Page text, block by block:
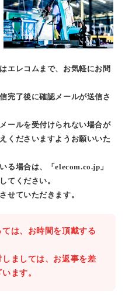
エレコムまで、お気軽にお問
完了後に確認メールが送信さ
ールを受付けられない場合が
くださいますようお願いいた
る場合は、「elecom.co.jp」
てください。
せていただきます。
は、お時間を頂戴する
ましては、お返事を差
ます。